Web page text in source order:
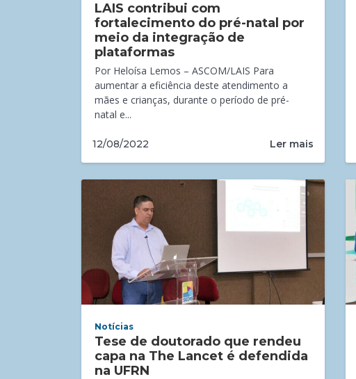
LAIS contribui com
fortalecimento do pré-natal por
meio da integração de
plataformas
Por Heloísa Lemos – ASCOM/LAIS Para
aumentar a eficiência deste atendimento a
mães e crianças, durante o período de pré-
natal e...
12/08/2022 Ler mais
Notícias
Tese de doutorado que rendeu
capa na The Lancet é defendida
na UFRN